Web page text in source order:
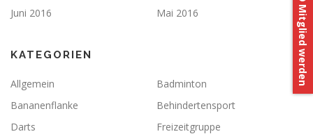
Juni 2016
Mai 2016
KATEGORIEN
Allgemein
Badminton
Bananenflanke
Behindertensport
Darts
Freizeitgruppe
Mitglied werden